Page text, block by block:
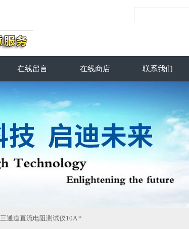
在线留言 在线商店 联系我们
通道直流电阻测试仪10A *